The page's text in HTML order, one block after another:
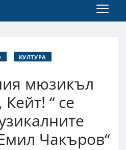
КУЛТУРА
мюзикъл
“ се
Чакъров“